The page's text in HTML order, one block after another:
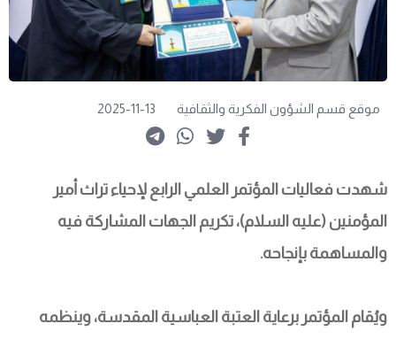
موقع قسم الشؤون الفكرية والثقافية 2025-11-13
شهدت فعاليات المؤتمر العلمي الرابع لإحياء تراث أمير
المؤمنين (عليه السلام)، تكريم الجهات المشاركة فيه
والمساهمة بإنجاحه.
ويُقام المؤتمر برعاية العتبة العباسية المقدسة، وينظمه